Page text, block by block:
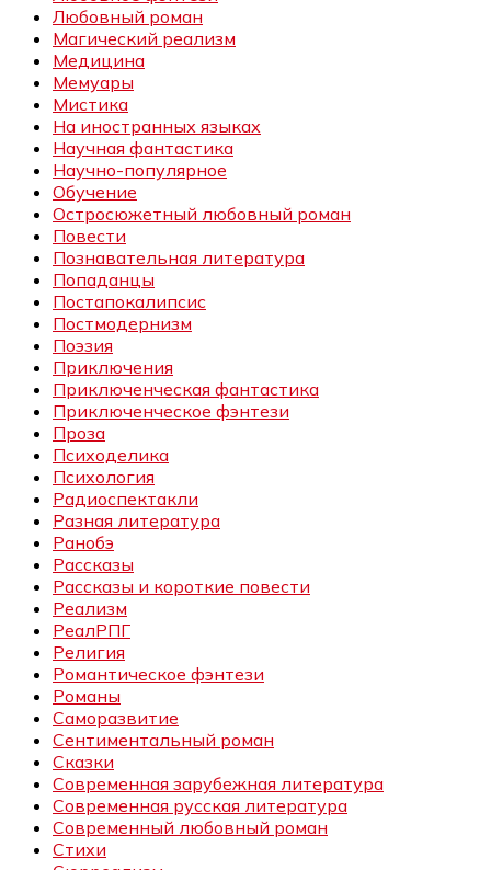
Любовный роман
Магический реализм
Медицина
Мемуары
Мистика
На иностранных языках
Научная фантастика
Научно-популярное
Обучение
Остросюжетный любовный роман
Повести
Познавательная литература
Попаданцы
Постапокалипсис
Постмодернизм
Поэзия
Приключения
Приключенческая фантастика
Приключенческое фэнтези
Проза
Психоделика
Психология
Радиоспектакли
Разная литература
Ранобэ
Рассказы
Рассказы и короткие повести
Реализм
РеалРПГ
Религия
Романтическое фэнтези
Романы
Саморазвитие
Сентиментальный роман
Сказки
Современная зарубежная литература
Современная русская литература
Современный любовный роман
Стихи